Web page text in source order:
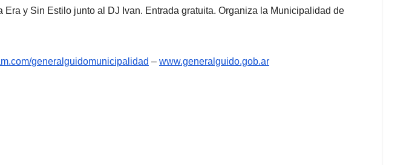
y Sin Estilo junto al DJ Ivan. Entrada gratuita. Organiza la Municipalidad de
generalguidomunicipalidad – www.generalguido.gob.ar